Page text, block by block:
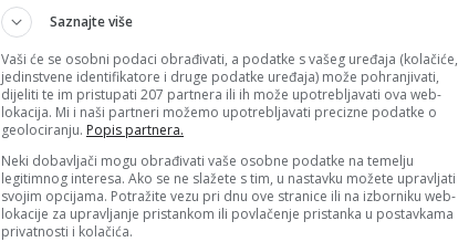
Saznajte više
Vaši će se osobni podaci obrađivati, a podatke s vašeg uređaja (kolačiće,
jedinstvene identifikatore i druge podatke uređaja) može pohranjivati,
dijeliti te im pristupati 207 partnera ili ih može upotrebljavati ova web-
lokacija. Mi i naši partneri možemo upotrebljavati precizne podatke o
geolociranju. Popis partnera.
Neki dobavljači mogu obrađivati vaše osobne podatke na temelju
legitimnog interesa. Ako se ne slažete s tim, u nastavku možete upravljati
svojim opcijama. Potražite vezu pri dnu ove stranice ili na izborniku web-
lokacije za upravljanje pristankom ili povlačenje pristanka u postavkama
privatnosti i kolačića.